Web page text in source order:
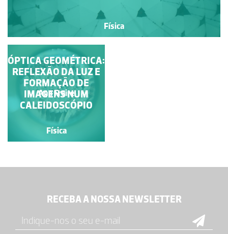
Física
ÓPTICA GEOMÉTRICA:
REFLEXÃO DA LUZ E
FORMAÇÃO DE
IMAGENS NUM
CALEIDOSCÓPIO
Ana Freire
Física
RECEBA A NOSSA NEWSLETTER